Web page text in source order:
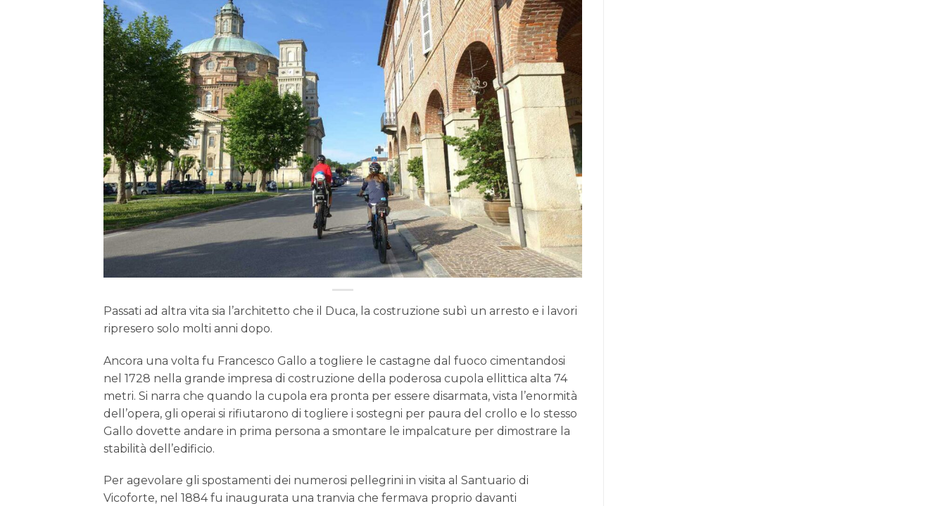
Passati ad altra vita sia l’architetto che il Duca, la costruzione subì un arresto e i lavori
ripresero solo molti anni dopo.
Ancora una volta fu Francesco Gallo a togliere le castagne dal fuoco cimentandosi
nel 1728 nella grande impresa di costruzione della poderosa cupola ellittica alta 74
metri. Si narra che quando la cupola era pronta per essere disarmata, vista l’enormità
dell’opera, gli operai si rifiutarono di togliere i sostegni per paura del crollo e lo stesso
Gallo dovette andare in prima persona a smontare le impalcature per dimostrare la
stabilità dell’edificio.
Per agevolare gli spostamenti dei numerosi pellegrini in visita al Santuario di
Vicoforte, nel 1884 fu inaugurata una tranvia che fermava proprio davanti